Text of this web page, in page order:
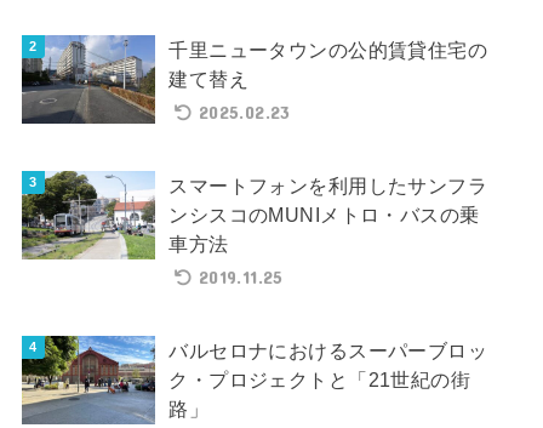
千里ニュータウンの公的賃貸住宅の
建て替え
2025.02.23
スマートフォンを利用したサンフラ
ンシスコのMUNIメトロ・バスの乗
車方法
2019.11.25
バルセロナにおけるスーパーブロッ
ク・プロジェクトと「21世紀の街
路」